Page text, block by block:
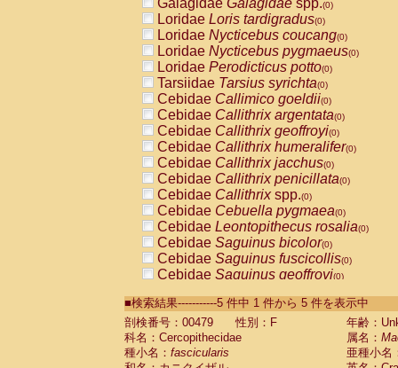
Galagidae Galagidae spp.(0)
Loridae Loris tardigradus(0)
Loridae Nycticebus coucang(0)
Loridae Nycticebus pygmaeus(0)
Loridae Perodicticus potto(0)
Tarsiidae Tarsius syrichta(0)
Cebidae Callimico goeldii(0)
Cebidae Callithrix argentata(0)
Cebidae Callithrix geoffroyi(0)
Cebidae Callithrix humeralifer(0)
Cebidae Callithrix jacchus(0)
Cebidae Callithrix penicillata(0)
Cebidae Callithrixspp.(0)
Cebidae Cebuella pygmaea(0)
Cebidae Leontopithecus rosalia(0)
Cebidae Saguinus bicolor(0)
Cebidae Saguinus fuscicollis(0)
Cebidae Saguinus geoffroyi(0)
CebidaeSaguinus labiatus(0)
Cebidae Saguinus leucopus (0)
CebidaeSaguinus midas
CebidaeSaguinus mystax
■検索結果-----------5 件中 1 件から 5 件を表示中
剖検番号：00479
性別：F
年齢：
科名：Cercopithecidae
属名：
種小名： fascicularis
亜種小名